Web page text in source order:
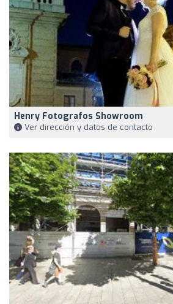
Henry Fotografos Showroom
Ver dirección y datos de contacto